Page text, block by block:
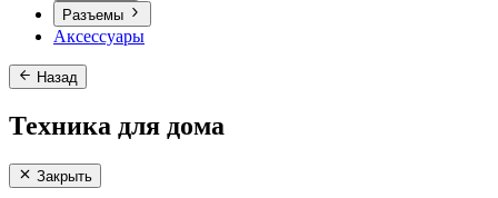
Разъемы
Аксессуары
Назад
Техника для дома
Закрыть